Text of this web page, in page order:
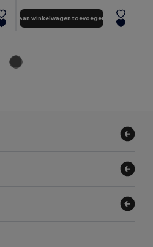
Aan winkelwagen toevoegen